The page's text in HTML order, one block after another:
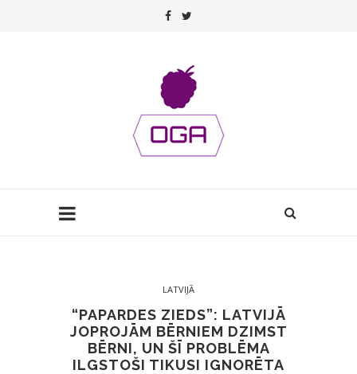
LATVIJĀ
“PAPARDES ZIEDS”: LATVIJĀ
JOPROJĀM BĒRNIEM DZIMST
BĒRNI, UN ŠĪ PROBLĒMA
ILGSTOŠI TIKUSI IGNORĒTA